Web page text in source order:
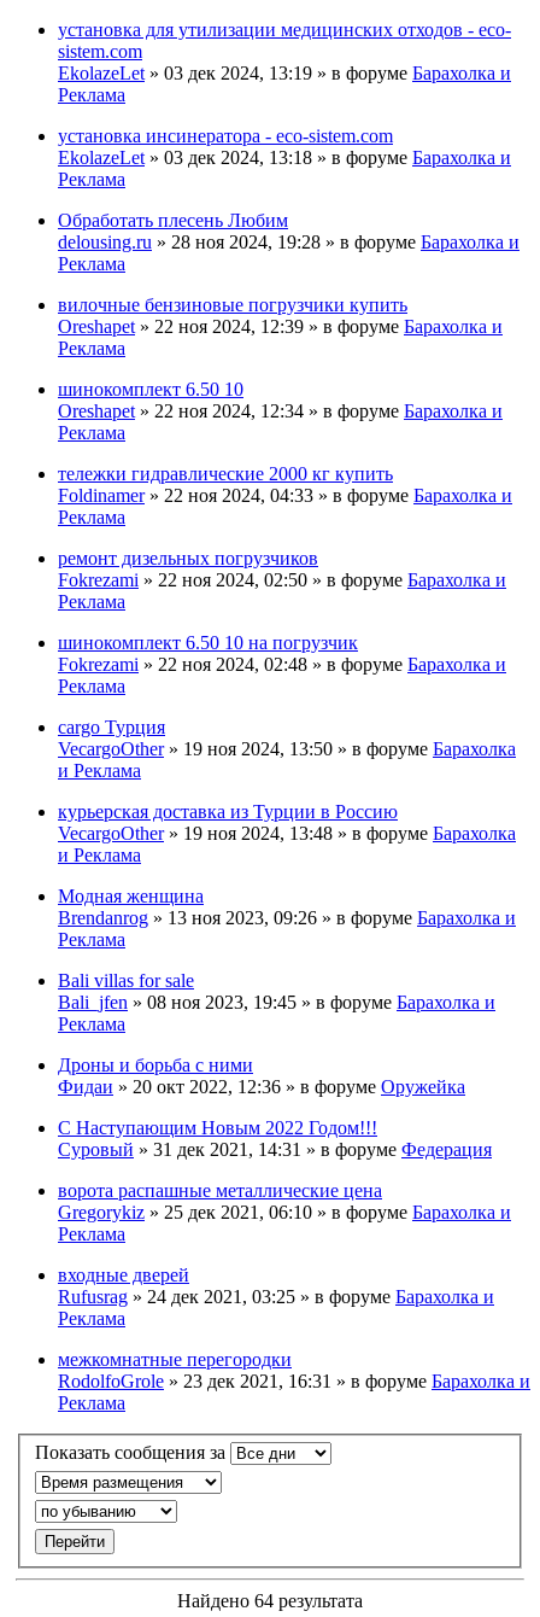
установка для утилизации медицинских отходов - eco-
sistem.com
EkolazeLet » 03 дек 2024, 13:19 » в форуме Барахолка и
Реклама
установка инсинератора - eco-sistem.com
EkolazeLet » 03 дек 2024, 13:18 » в форуме Барахолка и
Реклама
Обработать плесень Любим
delousing.ru » 28 ноя 2024, 19:28 » в форуме Барахолка и
Реклама
вилочные бензиновые погрузчики купить
Oreshapet » 22 ноя 2024, 12:39 » в форуме Барахолка и
Реклама
шинокомплект 6.50 10
Oreshapet » 22 ноя 2024, 12:34 » в форуме Барахолка и
Реклама
тележки гидравлические 2000 кг купить
Foldinamer» 22 ноя 2024, 04:33 » в форуме Барахолка и
Реклама
ремонт дизельных погрузчиков
Fokrezami » 22 ноя 2024, 02:50 » в форуме Барахолка и
Реклама
шинокомплект 6.50 10 на погрузчик
Fokrezami » 22 ноя 2024, 02:48 » в форуме Барахолка и
Реклама
cargo Турция
VecargoOther» 19 ноя 2024, 13:50 » в форуме Барахолка
и Реклама
курьерская доставка из Турции в Россию
VecargoOther» 19 ноя 2024, 13:48 » в форуме Барахолка
и Реклама
Модная женщина
Brendanrog » 13 ноя 2023, 09:26 » в форуме Барахолка и
Реклама
Bali villas for sale
Bali_jfen » 08 ноя 2023, 19:45 » в форуме Барахолка и
Реклама
Дроны и борьба с ними
Фидаи » 20 окт 2022, 12:36 » в форуме Оружейка
С Наступающим Новым 2022 Годом!!!
Суровый » 31 дек 2021, 14:31 » в форуме Федерация
ворота распашные металлические цена
Gregorykiz » 25 дек 2021, 06:10 » в форуме Барахолка и
Реклама
входные дверей
Rufusrag » 24 дек 2021, 03:25 » в форуме Барахолка и
Реклама
межкомнатные перегородки
RodolfoGrole » 23 дек 2021, 16:31 » в форуме Барахолка и
Реклама
Показать сообщения за
Найдено 64 результата